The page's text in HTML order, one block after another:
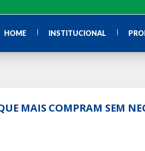
HOME INSTITUCIONAL
MAIS COMPRAM SEM